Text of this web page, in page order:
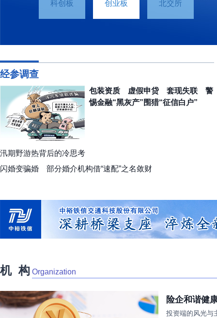
科创板 创业板 北交所
经参调查
包装资质 虚假申贷 套现失联 警
惕金融“黑灰产”围猎“征信白户”
汛期野游热背后的冷思考
闪婚变骗婚 部分婚介机构借“速配”之名敛财
机 构 Organization
险企和谐健
投资端的风光与